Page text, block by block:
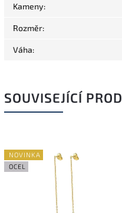
Kameny:
Rozměr:
Váha:
SOUVISEJÍCÍ
NOVINKA
OCEL